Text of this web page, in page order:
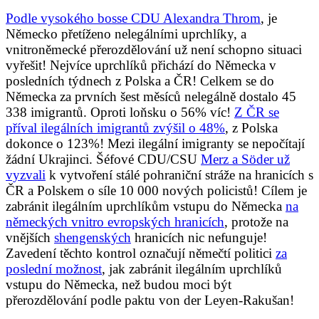
Podle vysokého bosse CDU Alexandra Throm, je
Německo přetíženo nelegálními uprchlíky, a
vnitroněmecké přerozdělování už není schopno situaci
vyřešit! Nejvíce uprchlíků přichází do Německa v
posledních týdnech z Polska a ČR! Celkem se do
Německa za prvních šest měsíců nelegálně dostalo 45
338 imigrantů. Oproti loňsku o 56% víc! Z ČR se
příval ilegálních imigrantů zvýšil o 48%, z Polska
dokonce o 123%! Mezi ilegální imigranty se nepočítají
žádní Ukrajinci. Šéfové CDU/CSU Merz a Söder už
vyzvali k vytvoření stálé pohraniční stráže na hranicích s
ČR a Polskem o síle 10 000 nových policistů! Cílem je
zabránit ilegálním uprchlíkům vstupu do Německa na
německých vnitro evropských hranicích, protože na
vnějších shengenských hranicích nic nefunguje!
Zavedení těchto kontrol označují němečtí politici za
poslední možnost, jak zabránit ilegálním uprchlíků
vstupu do Německa, než budou moci být
přerozdělování podle paktu von der Leyen-Rakušan!